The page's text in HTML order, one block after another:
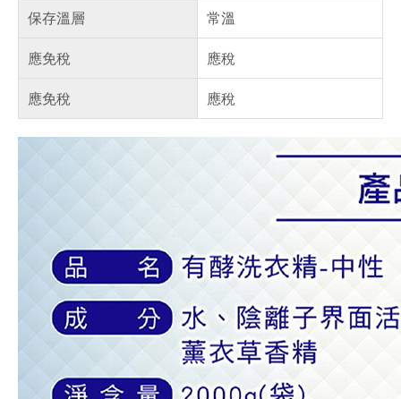
保存溫層
常溫
應免稅
應稅
應免稅
應稅